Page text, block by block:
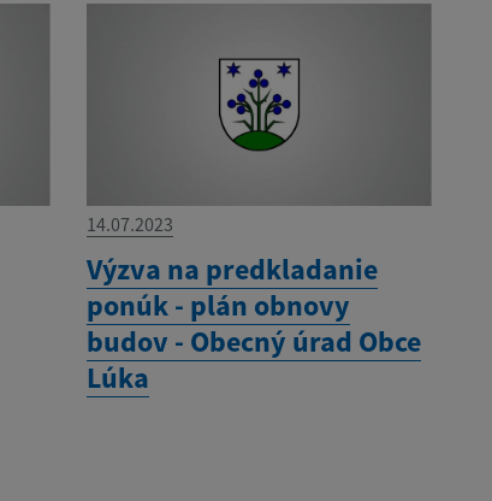
14.07.2023
Výzva na predkladanie
ponúk - plán obnovy
budov - Obecný úrad Obce
Lúka